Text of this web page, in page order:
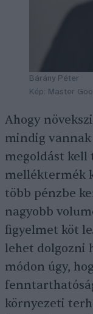
Bárány Péter
Kép: Master
Ahogy
mindig vannak
megoldást kell
melléktermék
több pénzbe
nagyobb
figyelmet köt
lehet dolgozni
módon úgy,
környezeti